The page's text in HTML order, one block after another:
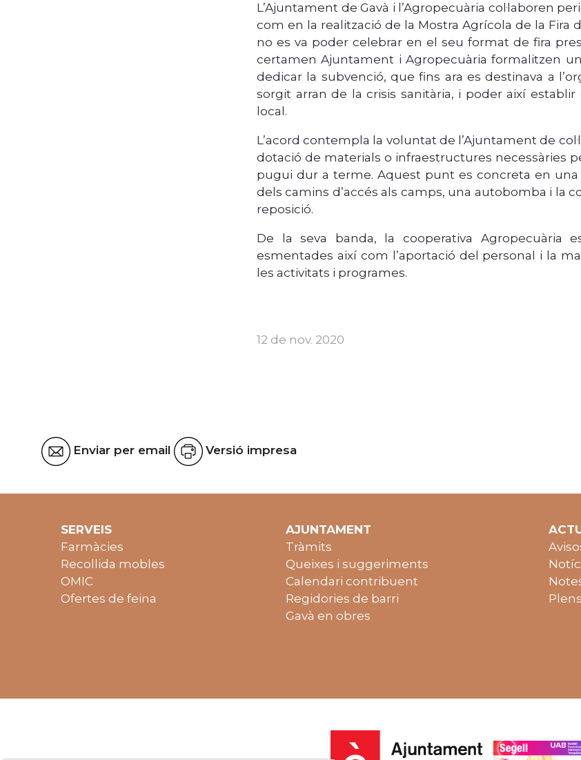
L’Ajuntament de Gavà i l’Agropecuària col·laboren
com en la realització de la Mostra Agrícola de la Fira
no es va poder celebrar en el seu format de fira
certamen Ajuntament i Agropecuària formalitzen
dedicar la subvenció, que fins ara es destinava a
sorgit arran de la crisis sanitària, i poder així
local.
L’acord contempla la voluntat de l’Ajuntament de
dotació de materials o infraestructures necessàries
pugui dur a terme. Aquest punt es concreta en
dels camins d’accés als camps, una autobomba i la
reposició.
De la seva banda, la cooperativa Agropecuària
esmentades així com l’aportació del personal i la
les activitats i programes.
12 de nov. 2020
Enviar per email Versió impresa
SERVEIS
Farmàcies
Recollida mobles
OMIC
Ofertes de feina
AJUNTAMENT
Tràmits
Queixes i suggeriments
Calendari contribuent
Regidories de barri
Gavà en obres
Plens